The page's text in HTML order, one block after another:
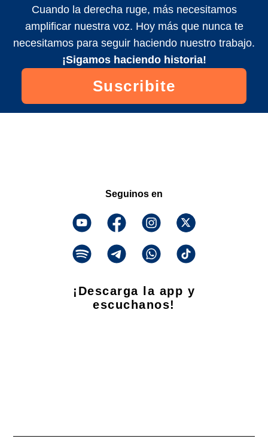
Cuando la derecha ruge, más necesitamos
amplificar nuestra voz. Hoy más que nunca te
necesitamos para seguir haciendo nuestro trabajo.
¡Sigamos haciendo historia!
Suscribite
Seguinos en
¡Descarga la app y
escuchanos!